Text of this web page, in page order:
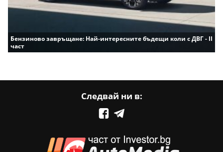
Бензиново завръщане: Най-интересните бъдещи коли с ДВГ - II
част
Следвай ни в: